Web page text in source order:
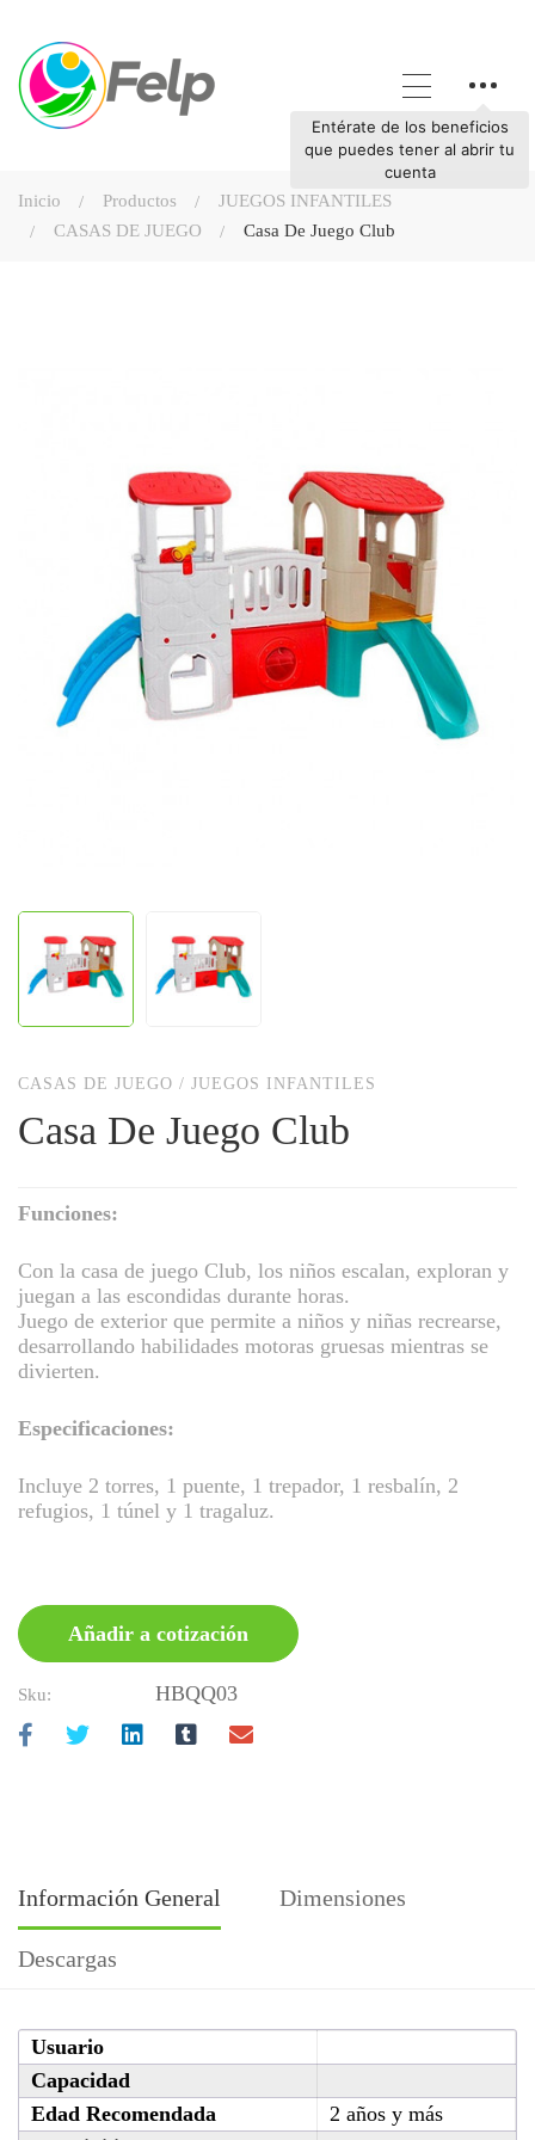
Inicio Productos
JUEGOS INFANTILES
CASAS DE JUEGO
Casa De Juego Club
CASAS DE JUEGO / JUEGOS INFANTILES
Casa De Juego Club
Funciones:
Con la casa de juego Club, los niños escalan, exploran y
juegan a las escondidas durante horas.
Juego de exterior que permite a niños y niñas recrearse,
desarrollando habilidades motoras gruesas mientras se
divierten.
Especificaciones:
Incluye 2 torres, 1 puente, 1 trepador, 1 resbalín, 2
refugios, 1 túnel y 1 tragaluz.
Añadir a cotización
Sku: HBQQ03
Información General Dimensiones
Descargas
Usuario
Capacidad
Edad Recomendada
2 años y más
Entérate de los beneficios
que puedes tener al abrir tu
cuenta